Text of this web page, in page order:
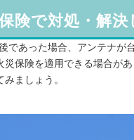
険で対処・解決
であった場合、アンテナが
保険を適用できる場合が
ましょう。